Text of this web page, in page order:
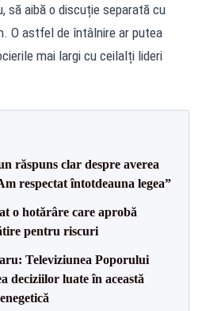
să aibă o discuție separată cu
O astfel de întâlnire ar putea
mai largi cu ceilalți lideri
răspuns clar despre averea
respectat întotdeauna legea”
o hotărâre care aprobă
pentru riscuri
Televiziunea Poporului
deciziilor luate în această